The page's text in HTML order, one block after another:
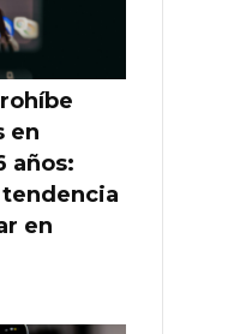
en
años:
tendencia
en